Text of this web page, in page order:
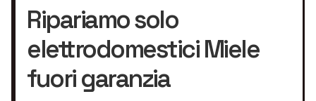
Ripariamo solo
elettrodomestici Miele
fuori garanzia